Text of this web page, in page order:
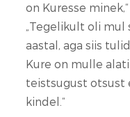
on Kuresse
„Tegelikult oli mul
aastal, aga siis
Kure on mulle
teistsugust otsust
kindel.“